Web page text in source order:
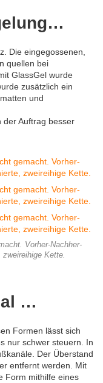
Die eingegossenen,
quellen bei
GlassGel wurde
zusätzlich ein
und
der Auftrag besser
Vorher-Nachher-
Kette.
…
Formen lässt sich
nur schwer steuern. In
Der Überstand
entfernt werden. Mit
Form mithilfe eines